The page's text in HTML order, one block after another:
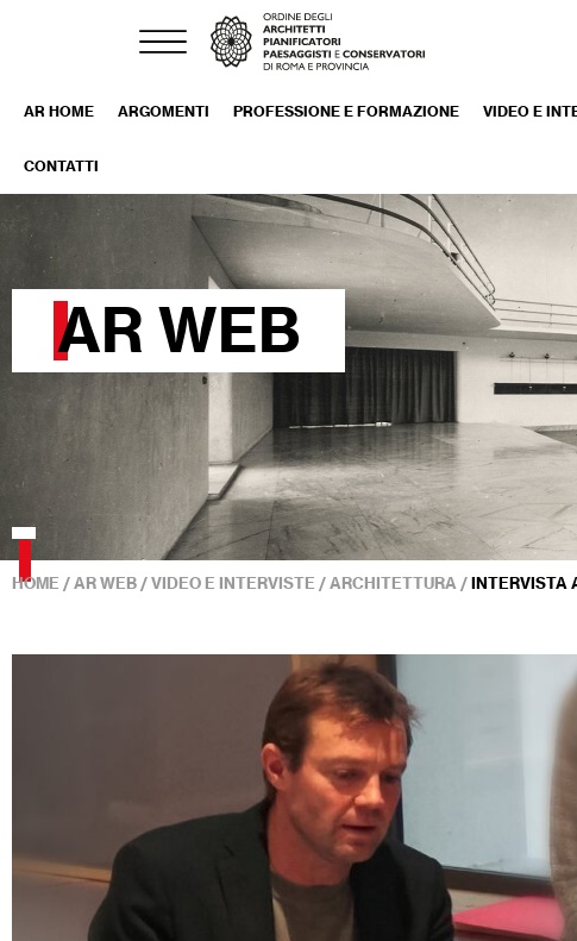
AR HOME ARGOMENTI PROFESSIONE E FORMAZIONE VIDEO E
CONTATTI
AR WEB
HOME /AR WEB /VIDEO E INTERVISTE /ARCHITETTURA /INTERVISTA